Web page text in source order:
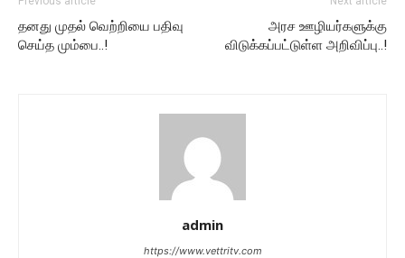
தனது முதல் வெற்றியை பதிவு
செய்த மும்பை..!
அரச ஊழியர்களுக்கு
விடுக்கப்பட்டுள்ள அறிவிப்பு..!
admin
https://www.vettritv.com